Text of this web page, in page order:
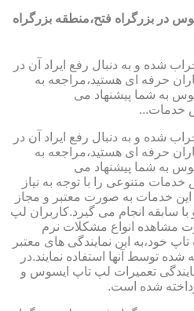
در بزرگراه فتح،منطقه بزرگراه
شده و به دنبال رفع ایراد آن در
حرفه ای هستید،مراجعه به
به شما پیشنهاد می
خدمات...
شده و به دنبال رفع ایراد آن در
حرفه ای هستید،مراجعه به
به شما پیشنهاد می
متنوعی را با توجه به نیاز
این خدمات به صورت معتبر و مجاز
سابقه انجام می گیرد.کاربران لپ
مشاهده انواع مشکلات نرم
خود،به این نمایندگی های معتبر
توسط آنها استفاده نمایند.در
تعمیرات لپ تاپ ایسوس و
شده است.